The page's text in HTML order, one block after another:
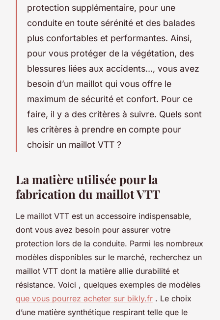
protection supplémentaire, pour une
conduite en toute sérénité et des balades
plus confortables et performantes. Ainsi,
pour vous protéger de la végétation, des
blessures liées aux accidents…, vous avez
besoin d’un maillot qui vous offre le
maximum de sécurité et confort. Pour ce
faire, il y a des critères à suivre. Quels sont
les critères à prendre en compte pour
choisir un maillot VTT ?
La matière utilisée pour la
fabrication du maillot VTT
Le maillot VTT est un accessoire indispensable,
dont vous avez besoin pour assurer votre
protection lors de la conduite. Parmi les nombreux
modèles disponibles sur le marché, recherchez un
maillot VTT dont la matière allie durabilité et
résistance. Voici , quelques exemples de modèles
que vous pourrez acheter sur bikly.fr . Le choix
d’une matière synthétique respirant telle que le